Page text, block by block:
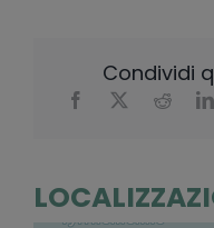
Condividi